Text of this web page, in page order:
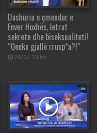
Dashuria e çmendur e
Enver Hoxhës, letrat
sekrete dhe biseksualiteti!
“Qenka gjallë rrusp*a?!”
29/07 13:55